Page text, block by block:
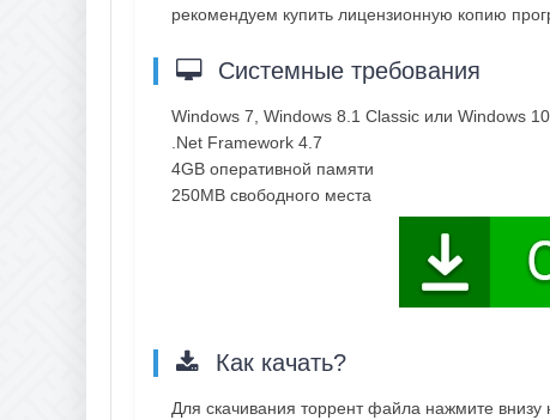
рекомендуем купить лицензионную копию
Системные требования
Windows 7, Windows 8.1 Classic или Windows 10
.Net Framework 4.7
4GB оперативной памяти
250MB свободного места
Как качать?
Для скачивания торрент файла нажмите внизу